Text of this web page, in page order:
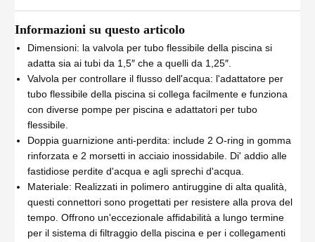
Informazioni su questo articolo
Dimensioni: la valvola per tubo flessibile della piscina si
adatta sia ai tubi da 1,5″ che a quelli da 1,25″.
Valvola per controllare il flusso dell'acqua: l'adattatore per
tubo flessibile della piscina si collega facilmente e funziona
con diverse pompe per piscina e adattatori per tubo
flessibile.
Doppia guarnizione anti-perdita: include 2 O-ring in gomma
rinforzata e 2 morsetti in acciaio inossidabile. Di' addio alle
fastidiose perdite d'acqua e agli sprechi d'acqua.
Materiale: Realizzati in polimero antiruggine di alta qualità,
questi connettori sono progettati per resistere alla prova del
tempo. Offrono un'eccezionale affidabilità a lungo termine
per il sistema di filtraggio della piscina e per i collegamenti